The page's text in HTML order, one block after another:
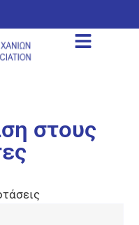
στους